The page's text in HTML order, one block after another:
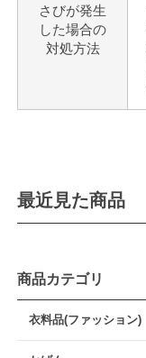
さびが発生
した場合の
対処方法
最近見た商品
商品カテゴリ
衣料品(ファッション)